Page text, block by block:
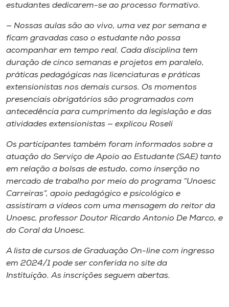
Unoesc
Store
Selecione
o idioma
A+
estudantes dedicarem-se ao processo formativo.
— Nossas aulas são ao vivo, uma vez por semana e
ficam gravadas caso o estudante não possa
acompanhar em tempo real. Cada disciplina tem
duração de cinco semanas e projetos em paralelo,
práticas pedagógicas nas licenciaturas e práticas
extensionistas nos demais cursos. Os momentos
presenciais obrigatórios são programados com
antecedência para cumprimento da legislação e das
atividades extensionistas — explicou Roseli
Os participantes também foram informados sobre a
atuação do Serviço de Apoio ao Estudante (SAE) tanto
em relação a bolsas de estudo, como inserção no
mercado de trabalho por meio do programa “Unoesc
Carreiras”, apoio pedagógico e psicológico e
assistiram a vídeos com uma mensagem do reitor da
Unoesc, professor Doutor Ricardo Antonio De Marco, e
do Coral da Unoesc.
A lista de cursos de Graduação On-line com ingresso
em 2024/1 pode ser conferida no site da
Instituição. As inscrições seguem abertas.